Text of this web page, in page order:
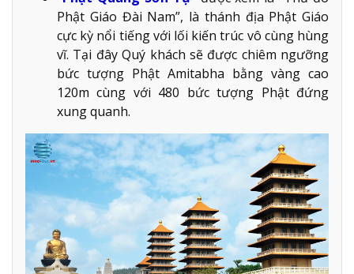
Phật Giáo Đài Nam”, là thánh địa Phật Giáo
cực kỳ nổi tiếng với lối kiến trúc vô cùng hùng
vĩ. Tại đây Quý khách sẽ được chiêm ngưỡng
bức tượng Phật Amitabha bằng vàng cao
120m cùng với 480 bức tượng Phật đứng
xung quanh.